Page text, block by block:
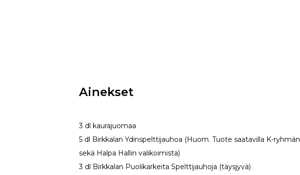
Ainekset
3 dl kaurajuomaa
5 dl Birkkalan Ydinspelttijauhoa (Huom. Tuote saatavilla K-ryhmän
sekä Halpa Hallin valikoimista)
3 dl Birkkalan Puolikarkeita Spelttijauhoja (täysjyvä)